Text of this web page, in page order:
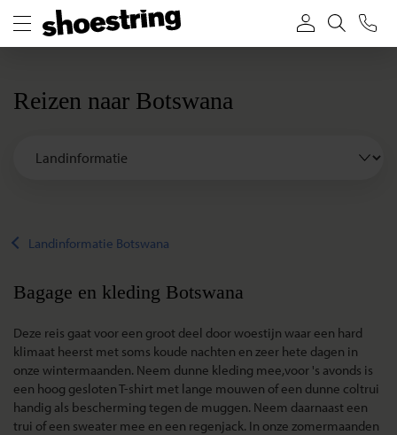
Reizen naar Botswana
Landinformatie Botswana
Bagage en kleding Botswana
Deze reis gaat voor een groot deel door woestijn waar een hard
klimaat heerst met soms koude nachten en zeer hete dagen in
onze wintermaanden. Neem dunne kleding mee,voor 's avonds is
een hoog gesloten T-shirt met lange mouwen of een dunne coltrui
handig als bescherming tegen de muggen. Neem daarnaast een
trui of een sweater mee en een regenjack. In onze zomermaanden